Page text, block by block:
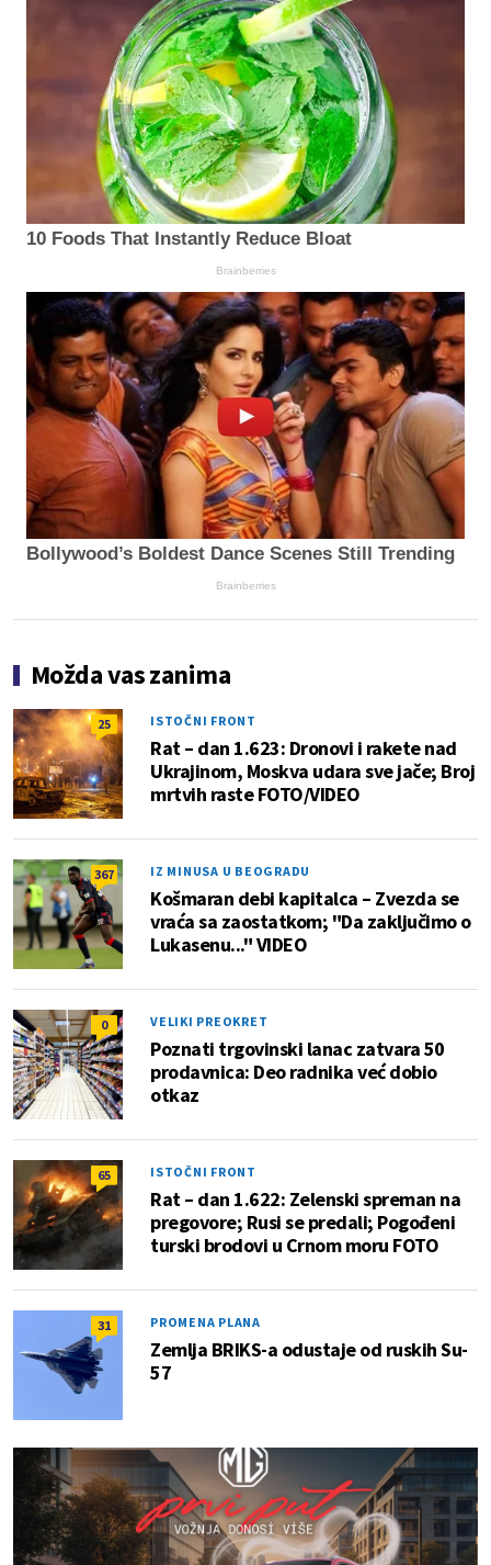
10 Foods That Instantly Reduce Bloat
Brainberries
Bollywood’s Boldest Dance Scenes Still Trending
Brainberries
Možda vas zanima
25 ISTOČNI FRONT
Rat – dan 1.623: Dronovi i rakete nad
Ukrajinom, Moskva udara sve jače; Broj
mrtvih raste FOTO/VIDEO
367 IZ MINUSA U BEOGRADU
Košmaran debi kapitalca – Zvezda se
vraća sa zaostatkom; "Da zaključimo o
Lukasenu..." VIDEO
0 VELIKI PREOKRET
Poznati trgovinski lanac zatvara 50
prodavnica: Deo radnika već dobio
otkaz
65 ISTOČNI FRONT
Rat – dan 1.622: Zelenski spreman na
pregovore; Rusi se predali; Pogođeni
turski brodovi u Crnom moru FOTO
31 PROMENA PLANA
Zemlja BRIKS-a odustaje od ruskih Su-
57